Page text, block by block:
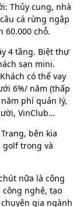
Thủy cung, nhà
cá rừng ngập
60.000 chỗ.
4 tầng. Biệt thự
sạn mini.
có thể vay
6%/ năm (thấp
phí quản lý,
VinClub…
bên kia
golf trong và
nữa là công
nghệ, tạo
gia ngành